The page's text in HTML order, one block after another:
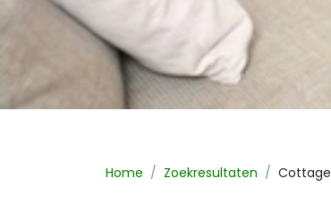
Home Zoekresultaten Cottage